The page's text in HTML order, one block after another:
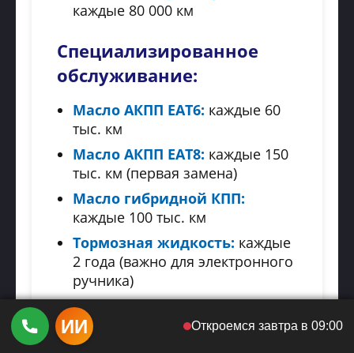
каждые 80 000 км
Специализированное
обслуживание:
Масло АКПП EAT6: каждые 60
тыс. км
Масло АКПП EAT8: каждые 150
тыс. км (первая замена)
Масло гибридной КПП:
каждые 100 тыс. км
Тормозная жидкость: каждые
2 года (важно для электронного
ручника)
Охлаждающая жидкость:
каждые 4 года или 120 тыс. км
ИИ Откроемся завтра в 09:00